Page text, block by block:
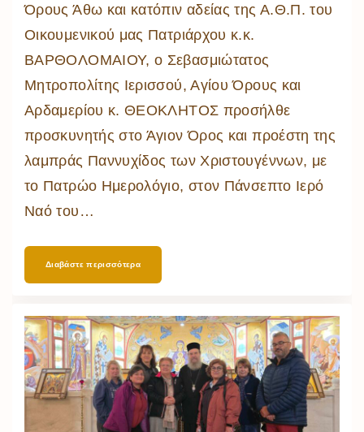
Όρους Άθω και κατόπιν αδείας της Α.Θ.Π. του
Οικουμενικού μας Πατριάρχου κ.κ.
ΒΑΡΘΟΛΟΜΑΙΟΥ, ο Σεβασμιώτατος
Μητροπολίτης Ιερισσού, Αγίου Όρους και
Αρδαμερίου κ. ΘΕΟΚΛΗΤΟΣ προσήλθε
προσκυνητής στο Άγιον Όρος και προέστη της
λαμπράς Παννυχίδος των Χριστουγέννων, με
το Πατρώο Ημερολόγιο, στον Πάνσεπτο Ιερό
Ναό του …
Διαβάστε περισσότερα